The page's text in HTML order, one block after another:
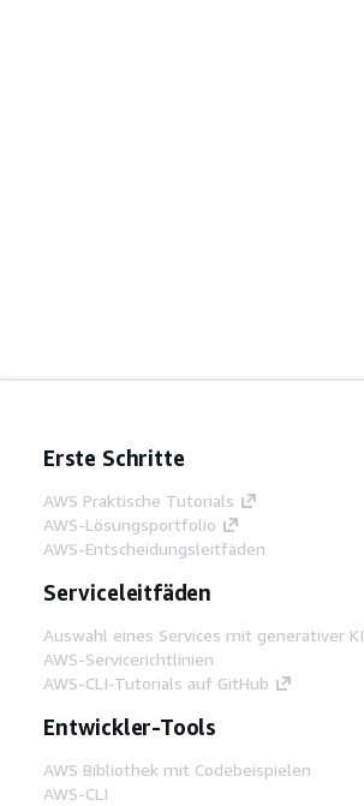
Erste Schritte
AWS Praktische Tutorials
AWS-Lösungsportfolio
AWS-Entscheidungsleitfäden
Serviceleitfäden
Auswahl eines Services mit generativer KI
AWS-Servicerichtlinien
AWS-CLI-Tutorials auf GitHub
Entwickler-Tools
AWS Bibliothek mit Codebeispielen
AWS-CLI